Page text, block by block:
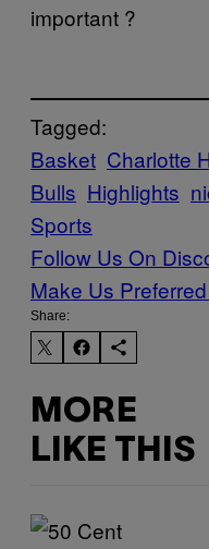
important ?
Tagged:
Basket Charlotte
Bulls Highlights
Sports
Follow Us On
Make Us
Share:
MORE
LIKE THIS